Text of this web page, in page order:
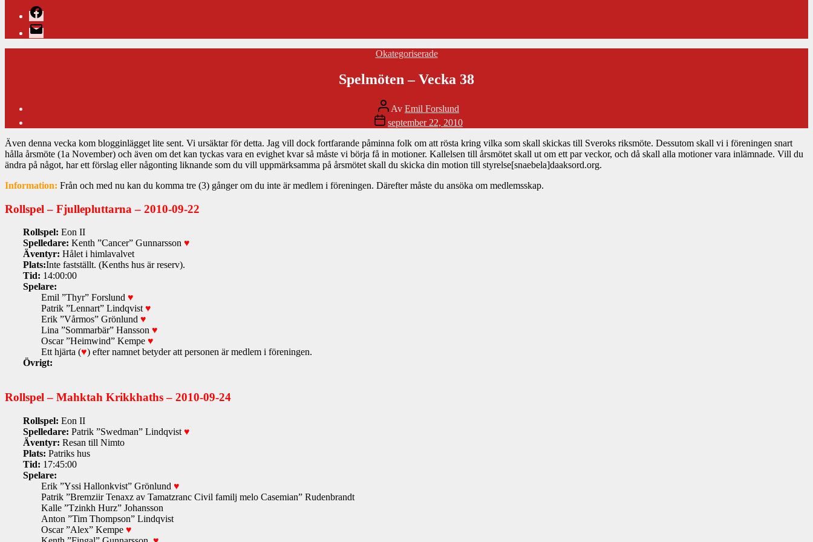
Facebook
E-
post
Kategorier
Okategoriserade
Spelmöten – Vecka 38
Inläggsförfattare
Av Emil Forslund
Inläggsdatum
september 22, 2010
Även denna vecka kom blogginlägget lite sent. Vi ursäktar för detta. Jag vill dock fortfarande påminna folk om att rösta kring vilka som skall skickas till Sveroks riksmöte. Dessutom skall vi i föreningen snart
hålla årsmöte (1a November) och även om det kan tyckas vara en evighet kvar så måste vi börja få in motioner. Kallelsen till årsmötet skall ut om ett par veckor, och då skall alla motioner vara inlämnade. Vill du
ändra på något, har ett förslag eller någonting liknande som du vill uppmärksamma på årsmötet skall du skicka din motion till styrelse[snaebela]daaksord.org.
Information: Från och med nu kan du komma tre (3) gånger om du inte är medlem i föreningen. Därefter måste du ansöka om medlemsskap.
Rollspel – Fjullepluttarna – 2010-09-22
Rollspel: Eon II
Spelledare: Kenth ”Cancer” Gunnarsson ♥
Äventyr: Hålet i himlavalvet
Plats:Inte fastställt. (Kenths hus är reserv).
Tid: 14:00:00
Spelare:
Emil ”Thyr” Forslund ♥
Patrik ”Lennart” Lindqvist ♥
Erik ”Vårmos” Grönlund ♥
Lina ”Sommarbär” Hansson ♥
Oscar ”Heimwind” Kempe ♥
Ett hjärta (♥) efter namnet betyder att personen är medlem i föreningen.
Övrigt:
Rollspel – Mahktah Krikkhaths – 2010-09-24
Rollspel: Eon II
Spelledare: Patrik ”Swedman” Lindqvist ♥
Äventyr: Resan till Nimto
Plats: Patriks hus
Tid: 17:45:00
Spelare:
Erik ”Yssi Hallonkvist” Grönlund ♥
Patrik ”Bremziir Tenaxz av Tamatzranc Civil familj melo Casemian” Rudenbrandt
Kalle ”Tzinkh Hurz” Johansson
Anton ”Tim Thompson” Lindqvist
Oscar ”Alex” Kempe ♥